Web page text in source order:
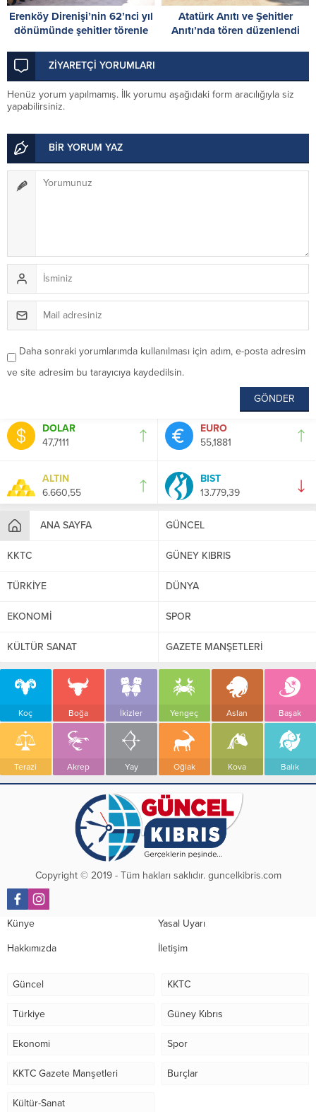
DOLAR
47,7111
EURO
55,1881
ALTIN
6.660,55
BIST
13.779,39
ANA SAYFA GÜNCEL
KKTC GÜNEY KIBRIS
TÜRKİYE DÜNYA
EKONOMİ SPOR
KÜLTÜR SANAT GAZETE MANŞETLERİ
Koç Boğa İkizler Yengeç Aslan Başak
Terazi Akrep Yay Oğlak Kova Balık
Erenköy Direnişi’nin 62’nci yıl
dönümünde şehitler törenle
Atatürk Anıtı ve Şehitler
Anıtı’nda tören düzenlendi
ZİYARETÇİ YORUMLARI
Henüz yorum yapılmamış. İlk yorumu aşağıdaki form aracılığıyla siz
yapabilirsiniz.
BİR YORUM YAZ
Daha sonraki yorumlarımda kullanılması için adım, e-posta adresim
ve site adresim bu tarayıcıya kaydedilsin.
Copyright © 2019 - Tüm hakları saklıdır. guncelkibris.com
Künye Yasal Uyarı
Hakkımızda İletişim
Güncel KKTC
Türkiye Güney Kıbrıs
Ekonomi Spor
KKTC Gazete Manşetleri Burçlar
Kültür-Sanat